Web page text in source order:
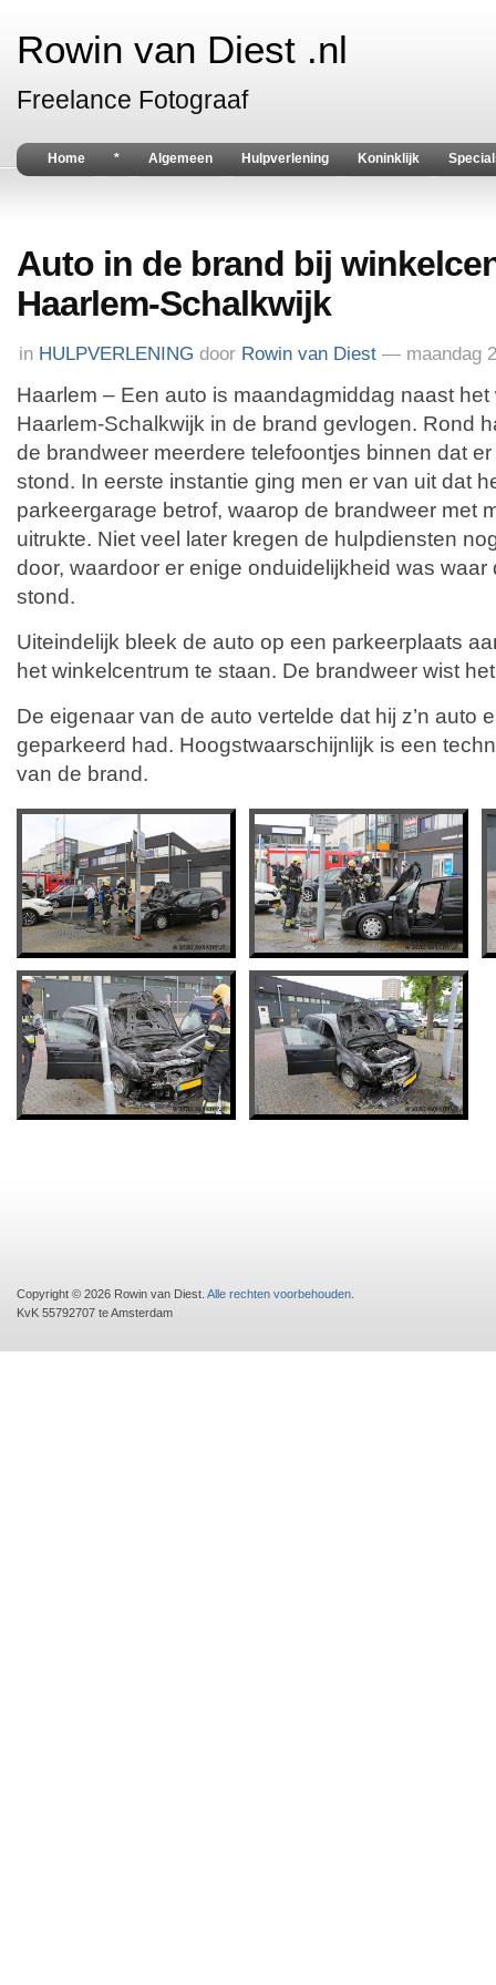
Rowin van Diest .nl
Freelance Fotograaf
Home * Algemeen Hulpverlening Koninklijk
Auto in de brand bij
Haarlem-Schalkwijk
in HULPVERLENING door Rowin van Diest — maandag
Haarlem – Een auto is maandagmiddag naast
Haarlem-Schalkwijk in de brand gevlogen. Rond
de brandweer meerdere telefoontjes binnen dat
stond. In eerste instantie ging men er van uit dat
parkeergarage betrof, waarop de brandweer met
uitrukte. Niet veel later kregen de hulpdiensten
door, waardoor er enige onduidelijkheid was
stond.
Uiteindelijk bleek de auto op een parkeerplaats
het winkelcentrum te staan. De brandweer wist
De eigenaar van de auto vertelde dat hij z’n auto
geparkeerd had. Hoogstwaarschijnlijk is een
van de brand.
Copyright © 2026 Rowin van Diest. Alle rechten voorbehouden
KvK 55792707 te Amsterdam